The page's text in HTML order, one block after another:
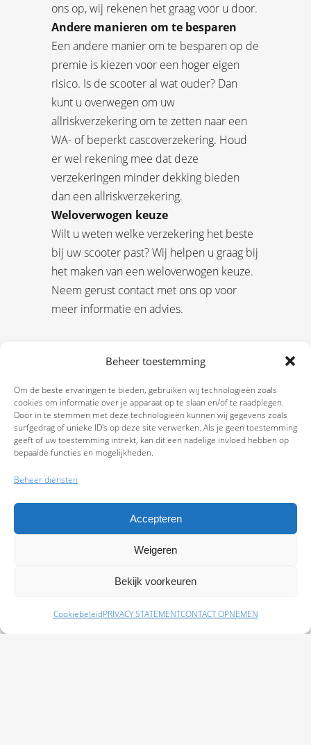
Beheer toestemming
Om de beste ervaringen te bieden, gebruiken wij technologieën zoals
cookies om informatie over je apparaat op te slaan en/of te raadplegen.
Door in te stemmen met deze technologieën kunnen wij gegevens zoals
surfgedrag of unieke ID's op deze site verwerken. Als je geen toestemming
geeft of uw toestemming intrekt, kan dit een nadelige invloed hebben op
bepaalde functies en mogelijkheden.
Beheer diensten
Accepteren
Weigeren
Bekijk voorkeuren
CookiebeleidPRIVACY STATEMENTCONTACT OPNEMEN
ons op, wij rekenen het graag voor u door.
Andere manieren om te besparen
Een andere manier om te besparen op de
premie is kiezen voor een hoger eigen
risico. Is de scooter al wat ouder? Dan
kunt u overwegen om uw
allriskverzekering om te zetten naar een
WA- of beperkt cascoverzekering. Houd
er wel rekening mee dat deze
verzekeringen minder dekking bieden
dan een allriskverzekering.
Weloverwogen keuze
Wilt u weten welke verzekering het beste
bij uw scooter past? Wij helpen u graag bij
het maken van een weloverwogen keuze.
Neem gerust contact met ons op voor
meer informatie en advies.
Schade melden Afspraak maken Polissen